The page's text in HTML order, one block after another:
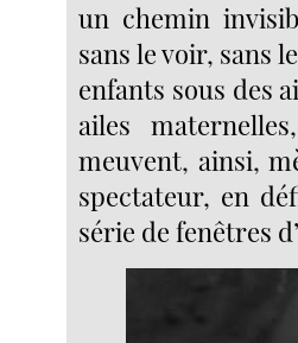
un chemin
sans le voir, sans
enfants sous des
ailes
meuvent, ainsi,
spectateur, en
série de fenêtres